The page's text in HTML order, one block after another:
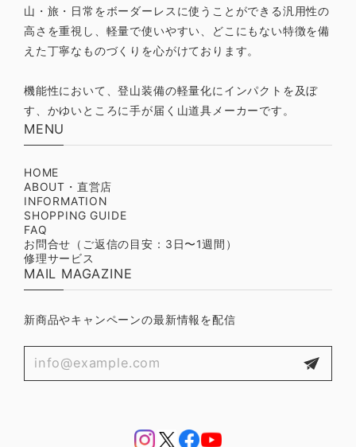
山・旅・日常をボーダーレスに使うことができる汎用性の
高さを重視し、軽量で使いやすい、どこにもない特徴を備
えた丁寧なものづくりを心がけております。
機能性において、登山装備の軽量化にインパクトを及ぼ
す、かゆいところに手が届く山道具メーカーです。
MENU
HOME
ABOUT・直営店
INFORMATION
SHOPPING GUIDE
FAQ
お問合せ（ご返信の目安：3日〜1週間）
修理サービス
MAIL MAGAZINE
新商品やキャンペーンの最新情報を配信